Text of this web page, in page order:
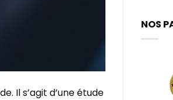
Il s’agit d’une étude
NOS